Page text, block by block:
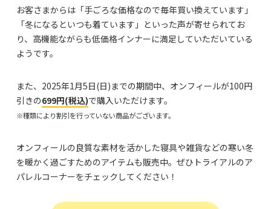
お客さまからは「手ごろな価格なので毎年買い換えています」
「冬になるといつも着ています」といった声が寄せられてお
り、高機能ながらも低価格インナーに満足していただいている
ようです。
また、2025年1月5日(日)までの期間中、オンフィールが100円
引きの699円(税込)で購入いただけます。
※種類により割引を行っていない商品がございます。
オンフィールの良質な素材を活かした寝具や雑貨などの寒い冬
を暖かく過ごすためのアイテムも販売中。ぜひトライアルのア
パレルコーナーをチェックしてください！